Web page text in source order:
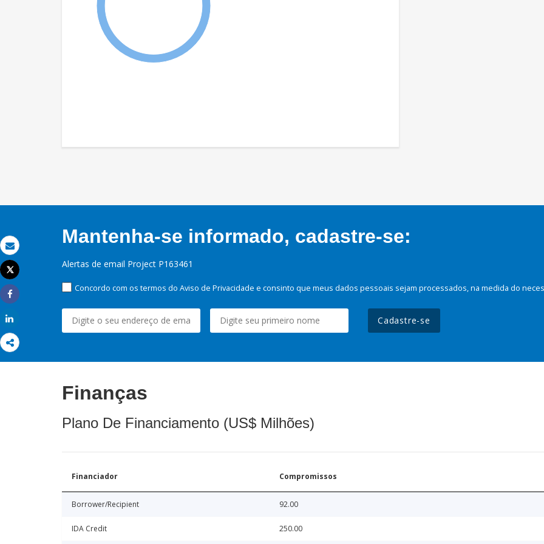
Email
Imprimir
Tweet
Share
Mantenha-se informado, cadastre-se:
Alertas de email Project P163461
Concordo com os termos do Aviso de Privacidade e consinto que meus dados pessoais sejam processados, na medida do
Cadastre-se
Finanças
Plano De Financiamento (US$ Milhões)
Financiador Compromissos
Borrower/Recipient 92.00
IDA Credit 250.00